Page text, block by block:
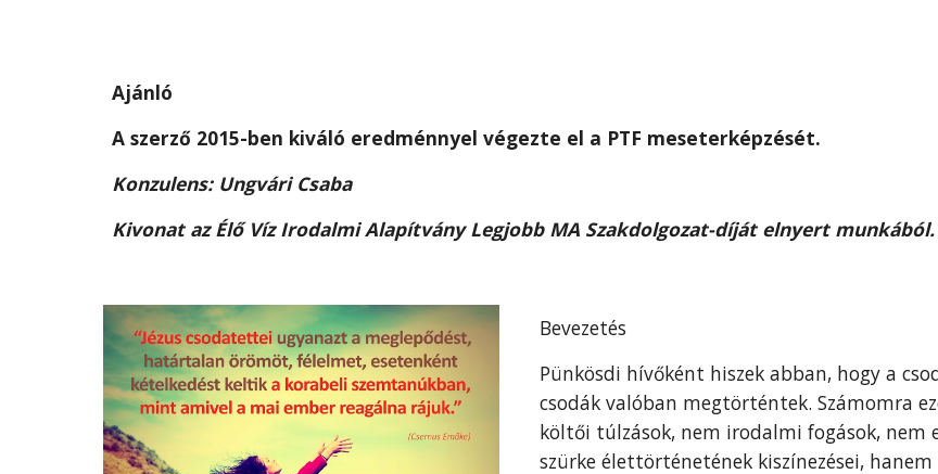
Ajánló
A szerző 2015-ben kiváló eredménnyel végezte el a PTF meseterképzését.
Konzulens: Ungvári Csaba
Kivonat az Élő Víz Irodalmi Alapítvány Legjobb MA Szakdolgozat-díját elnyert munkából.
Bevezetés
Pünkösdi hívőként hiszek abban, hogy a
csodák valóban megtörténtek. Számomra
költői túlzások, nem irodalmi fogások,
szürke élettörténetének kiszínezései,